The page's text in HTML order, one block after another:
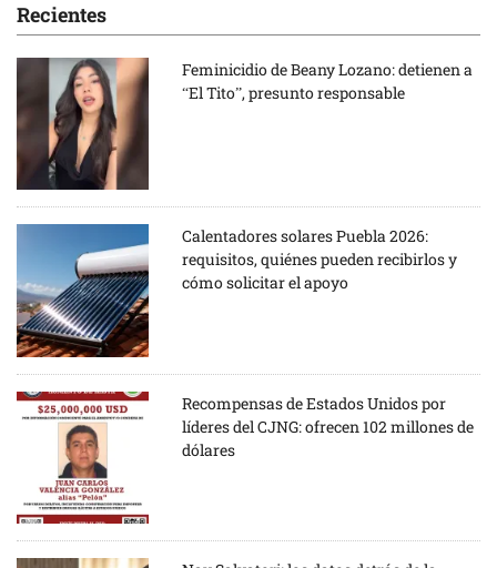
Recientes
Feminicidio de Beany Lozano: detienen a
“El Tito”, presunto responsable
Calentadores solares Puebla 2026:
requisitos, quiénes pueden recibirlos y
cómo solicitar el apoyo
Recompensas de Estados Unidos por
líderes del CJNG: ofrecen 102 millones de
dólares